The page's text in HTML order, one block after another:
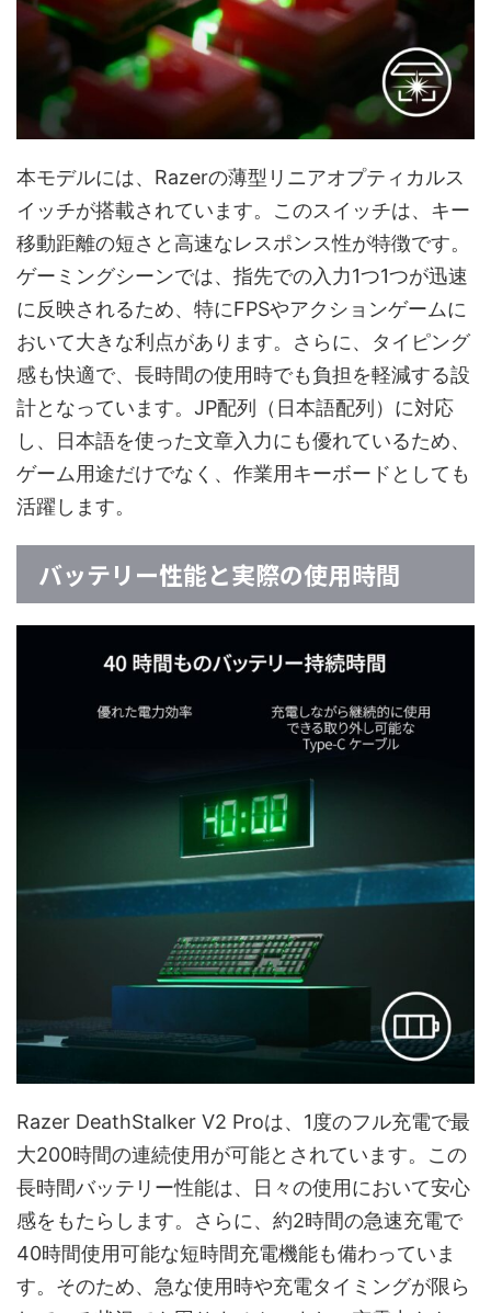
本モデルには、Razerの薄型リニアオプティカルス
イッチが搭載されています。このスイッチは、キー
移動距離の短さと高速なレスポンス性が特徴です。
ゲーミングシーンでは、指先での入力1つ1つが迅速
に反映されるため、特にFPSやアクションゲームに
おいて大きな利点があります。さらに、タイピング
感も快適で、長時間の使用時でも負担を軽減する設
計となっています。JP配列（日本語配列）に対応
し、日本語を使った文章入力にも優れているため、
ゲーム用途だけでなく、作業用キーボードとしても
活躍します。
バッテリー性能と実際の使用時間
Razer DeathStalker V2 Proは、1度のフル充電で最
大200時間の連続使用が可能とされています。この
長時間バッテリー性能は、日々の使用において安心
感をもたらします。さらに、約2時間の急速充電で
40時間使用可能な短時間充電機能も備わっていま
す。そのため、急な使用時や充電タイミングが限ら